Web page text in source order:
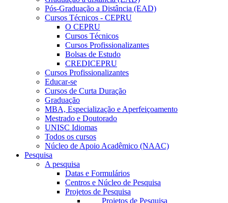
Pós-Graduação a Distância (EAD)
Cursos Técnicos - CEPRU
O CEPRU
Cursos Técnicos
Cursos Profissionalizantes
Bolsas de Estudo
CREDICEPRU
Cursos Profissionalizantes
Educar-se
Cursos de Curta Duração
Graduação
MBA, Especialização e Aperfeiçoamento
Mestrado e Doutorado
UNISC Idiomas
Todos os cursos
Núcleo de Apoio Acadêmico (NAAC)
Pesquisa
A pesquisa
Datas e Formulários
Centros e Núcleo de Pesquisa
Projetos de Pesquisa
Projetos de Pesquisa